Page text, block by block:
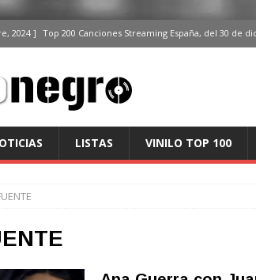
2024 ] Top 200 Canciones Streaming España, del 30 de
2024 ] Top 100 Artistas Españoles Streaming en
2024 ] Top 100 Artistas Internacionales Streaming en
2024 ]
LISTAS VINILO TOP 100